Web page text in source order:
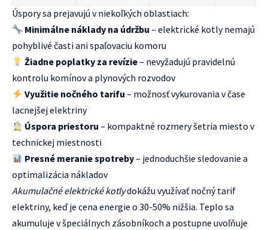
Úspory sa prejavujú v niekoľkých oblastiach:
Minimálne náklady na údržbu – elektrické kotly nemajú
pohyblivé časti ani spaľovaciu komoru
Žiadne poplatky za revízie– nevyžadujú pravidelnú
kontrolu komínov a plynových rozvodov
Využitie nočného tarifu – možnosť vykurovania v čase
lacnejšej elektriny
Úspora priestoru – kompaktné rozmery šetria miesto v
technickej miestnosti
Presné meranie spotreby– jednoduchšie sledovanie a
optimalizácia nákladov
Akumulačné elektrické kotlydokážu využívať nočný tarif
elektriny, keď je cena energie o 30-50% nižšia. Teplo sa
akumuluje v špeciálnych zásobníkoch a postupne uvoľňuje